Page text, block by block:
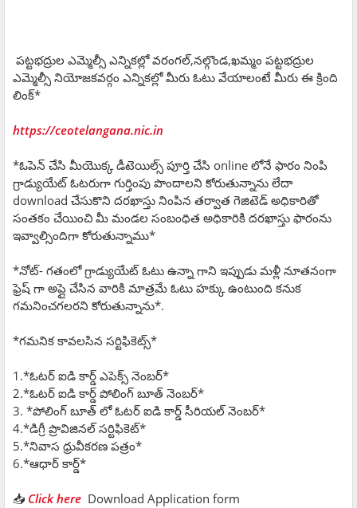
పట్టభద్రుల ఎమ్మెల్సీ ఎన్నికల్లో వరంగల్,నల్గొండ,ఖమ్మం పట్టభద్రుల
ఎమ్మెల్సీ నియోజకవర్గం ఎన్నికల్లో మీరు ఓటు వేయాలంటే మీరు ఈ క్రింది
లింక్*
https://ceotelangana.nic.in
*ఓపెన్ చేసి మీయొక్క డీటెయిల్స్ పూర్తి చేసి online లోనే ఫారం నింపి
గ్రాడ్యుయేట్ ఓటరుగా గుర్తింపు పొందాలని కోరుతున్నాను లేదా
download చేసుకొని దరఖాస్తు నింపిన తర్వాత గెజిటెడ్ అధికారితో
సంతకం చేయించి మీ మండల సంబంధిత అధికారికి దరఖాస్తు ఫారంను
ఇవ్వాల్సిందిగా కోరుతున్నాము*
*నోట్- గతంలో గ్రాడ్యుయేట్ ఓటు ఉన్నా గాని ఇప్పుడు మళ్లీ నూతనంగా
ఫ్రెష్ గా అప్లై చేసిన వారికి మాత్రమే ఓటు హక్కు ఉంటుంది కనుక
గమనించగలరని కోరుతున్నాను*.
*గమనిక కావలసిన సర్టిఫికెట్స్*
1.*ఓటర్ ఐడి కార్డ్ ఎపెక్స్ నెంబర్*
2.*ఓటర్ ఐడి కార్డ్ పోలింగ్ బూత్ నెంబర్*
3. *పోలింగ్ బూత్ లో ఓటర్ ఐడి కార్డ్ సీరియల్ నెంబర్*
4.*డిగ్రీ ప్రొవిజినల్ సర్టిఫికెట్*
5.*నివాస ధ్రువీకరణ పత్రం*
6.*ఆధార్ కార్డ్*
📥 Click here Download Application form